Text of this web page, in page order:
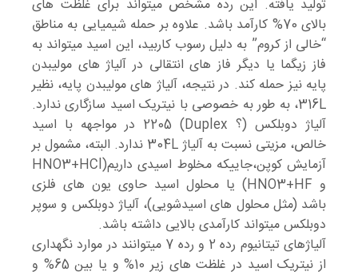
تولید یافته. این رده مشخص میتواند برای غلظت های
بالای 70% کارآمد باشد. علاوه بر حمله شیمیایی به مناطق
“خالی از کروم” به دلیل رسوب کاربید، این اسید میتواند به
فاز زیگما یا دیگر فاز های انتقالی در آلیاژ های مولیبدن
پایه نیز حمله کند. در نتیجه، آلیاژ های مولیبدن پایه، نظیر
316L، به طور به خصوصی با نیتریک اسید سازگاری ندارد.
آلیاژ دوبلکس (؟ Duplex) 2205 در مواجهه با اسید
خالص، مزیتی نسبت به آلیاژ 304L ندارد. البته، مشمول بر
آزمایش کوپن،جاییکه مخلوط اسیدی داریم(HNO3+HCl
و HNO3+HF) یا محلول اسید حاوی یون های فلزی
باشد (مثل محلول های اسیدشویی)، آلیاژ دوبلکس و سوپر
دوبلکس میتواند کارآمدی بالایی داشته باشد.
آلیاژهای تیتانیوم رده 2 و رده 7 میتوانند در موارد نگهداری
از نیتریک اسید در غلظت های زیر 10% و یا بین 65% و